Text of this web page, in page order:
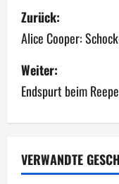
B
e
i
t
r
a
Zurück:
Alice Cooper:
Weiter:
Endspurt beim
VERWANDTE